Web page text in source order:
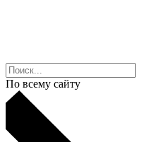
По всему сайту